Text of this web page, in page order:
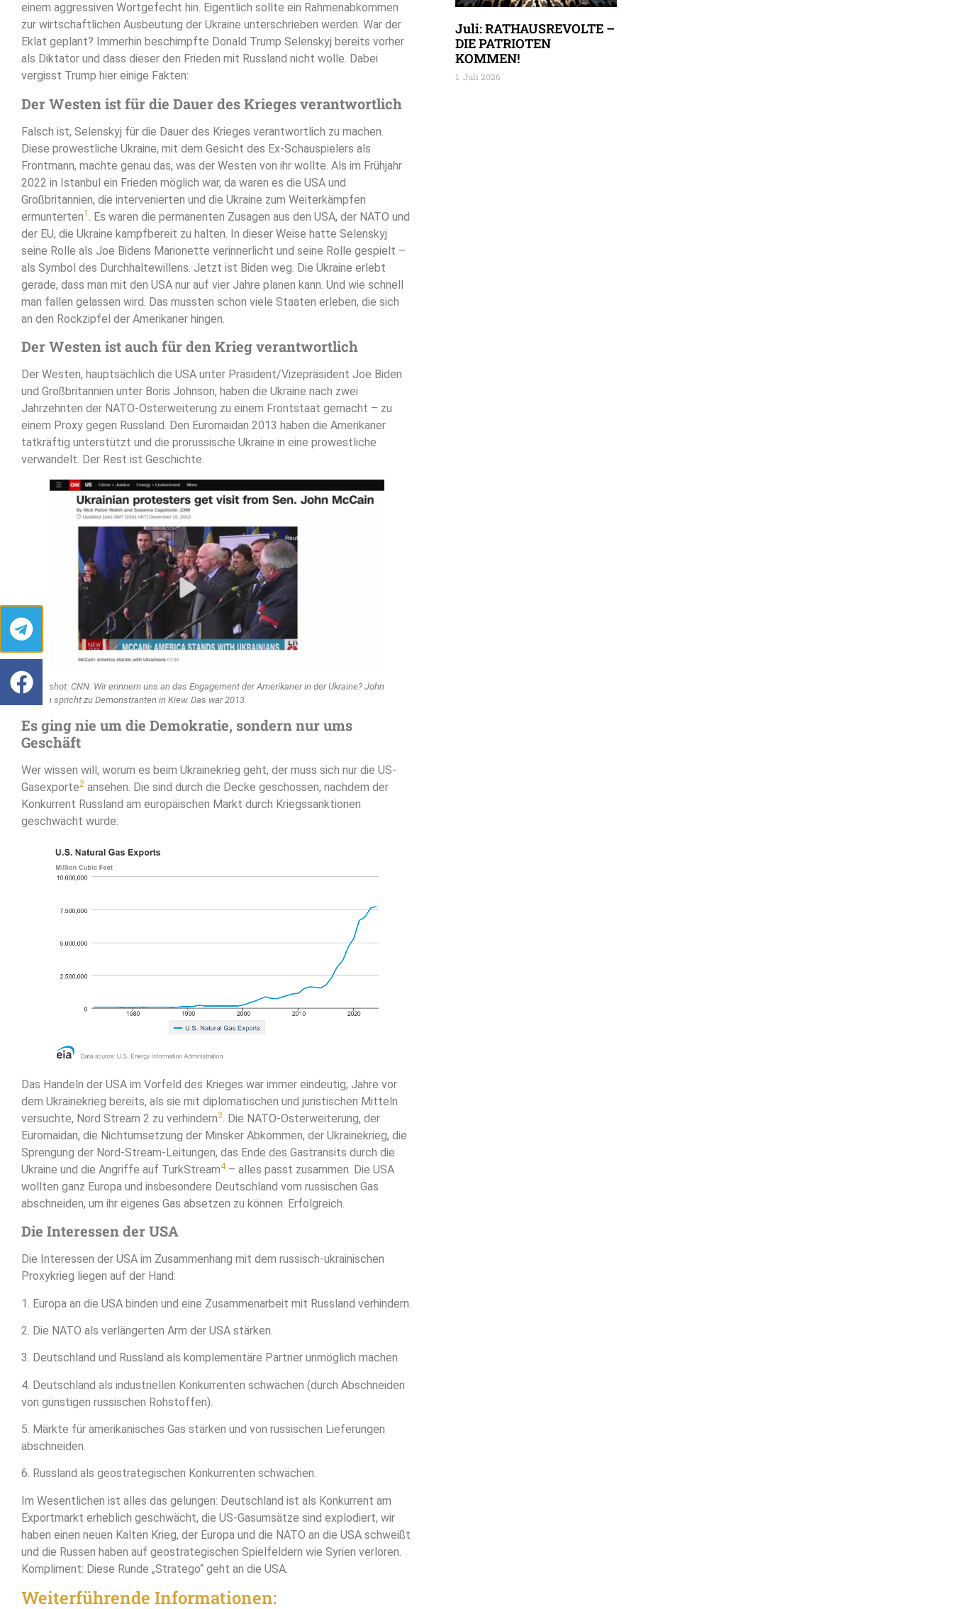
einem aggressiven Wortgefecht hin. Eigentlich sollte ein Rahmenabkommen
zur wirtschaftlichen Ausbeutung der Ukraine unterschrieben werden. War der
Eklat geplant? Immerhin beschimpfte Donald Trump Selenskyj bereits vorher
als Diktator und dass dieser den Frieden mit Russland nicht wolle. Dabei
vergisst Trump hier einige Fakten:
Der Westen ist für die Dauer des Krieges verantwortlich
Falsch ist, Selenskyj für die Dauer des Krieges verantwortlich zu machen.
Diese prowestliche Ukraine, mit dem Gesicht des Ex-Schauspielers als
Frontmann, machte genau das, was der Westen von ihr wollte. Als im Frühjahr
2022 in Istanbul ein Frieden möglich war, da waren es die USA und
Großbritannien, die intervenierten und die Ukraine zum Weiterkämpfen
ermunterten1
. Es waren die permanenten Zusagen aus den USA, der NATO und
der EU, die Ukraine kampfbereit zu halten. In dieser Weise hatte Selenskyj
seine Rolle als Joe Bidens Marionette verinnerlicht und seine Rolle gespielt –
als Symbol des Durchhaltewillens. Jetzt ist Biden weg. Die Ukraine erlebt
gerade, dass man mit den USA nur auf vier Jahre planen kann. Und wie schnell
man fallen gelassen wird. Das mussten schon viele Staaten erleben, die sich
an den Rockzipfel der Amerikaner hingen.
Der Westen ist auch für den Krieg verantwortlich
Der Westen, hauptsächlich die USA unter Präsident/Vizepräsident Joe Biden
und Großbritannien unter Boris Johnson, haben die Ukraine nach zwei
Jahrzehnten der NATO-Osterweiterung zu einem Frontstaat gemacht – zu
einem Proxy gegen Russland. Den Euromaidan 2013 haben die Amerikaner
tatkräftig unterstützt und die prorussische Ukraine in eine prowestliche
verwandelt. Der Rest ist Geschichte.
Screenshot: CNN. Wir erinnern uns an das Engagement der Amerikaner in der Ukraine? John
McCain spricht zu Demonstranten in Kiew. Das war 2013.
Es ging nie um die Demokratie, sondern nur ums
Geschäft
Wer wissen will, worum es beim Ukrainekrieg geht, der muss sich nur die US-
Gasexporte2 ansehen. Die sind durch die Decke geschossen, nachdem der
Konkurrent Russland am europäischen Markt durch Kriegssanktionen
geschwächt wurde:
Das Handeln der USA im Vorfeld des Krieges war immer eindeutig; Jahre vor
dem Ukrainekrieg bereits, als sie mit diplomatischen und juristischen Mitteln
versuchte, Nord Stream 2 zu verhindern3
. Die NATO-Osterweiterung, der
Euromaidan, die Nichtumsetzung der Minsker Abkommen, der Ukrainekrieg, die
Sprengung der Nord-Stream-Leitungen, das Ende des Gastransits durch die
Ukraine und die Angriffe auf TurkStream4– alles passt zusammen. Die USA
wollten ganz Europa und insbesondere Deutschland vom russischen Gas
abschneiden, um ihr eigenes Gas absetzen zu können. Erfolgreich.
Die Interessen der USA
Die Interessen der USA im Zusammenhang mit dem russisch-ukrainischen
Proxykrieg liegen auf der Hand:
1. Europa an die USA binden und eine Zusammenarbeit mit Russland verhindern.
2. Die NATO als verlängerten Arm der USA stärken.
3. Deutschland und Russland als komplementäre Partner unmöglich machen.
4. Deutschland als industriellen Konkurrenten schwächen (durch Abschneiden
von günstigen russischen Rohstoffen).
5. Märkte für amerikanisches Gas stärken und von russischen Lieferungen
abschneiden.
6. Russland als geostrategischen Konkurrenten schwächen.
Im Wesentlichen ist alles das gelungen: Deutschland ist als Konkurrent am
Exportmarkt erheblich geschwächt, die US-Gasumsätze sind explodiert, wir
haben einen neuen Kalten Krieg, der Europa und die NATO an die USA schweißt
und die Russen haben auf geostrategischen Spielfeldern wie Syrien verloren.
Kompliment: Diese Runde „Stratego“ geht an die USA.
Weiterführende Informationen:
Juli: RATHAUSREVOLTE –
DIE PATRIOTEN
KOMMEN!
1. Juli 2026